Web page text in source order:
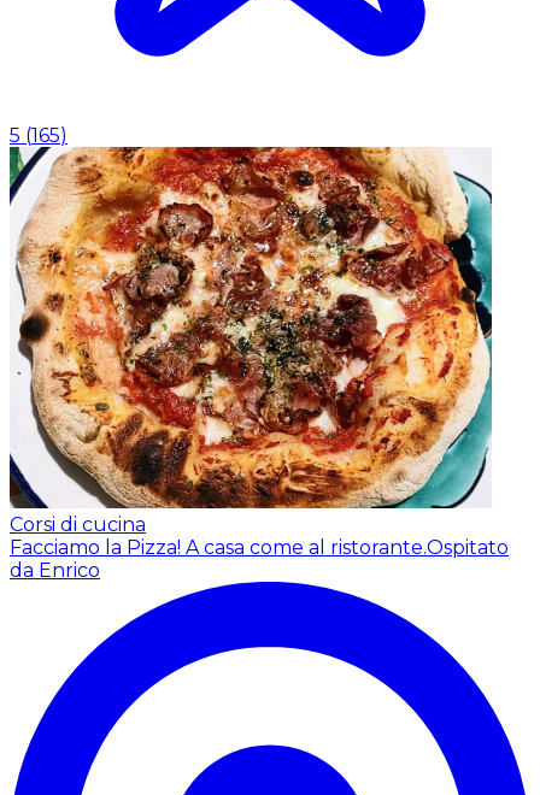
5 (165)
Corsi di cucina
Facciamo la Pizza! A casa come al ristorante.Ospitato
da Enrico